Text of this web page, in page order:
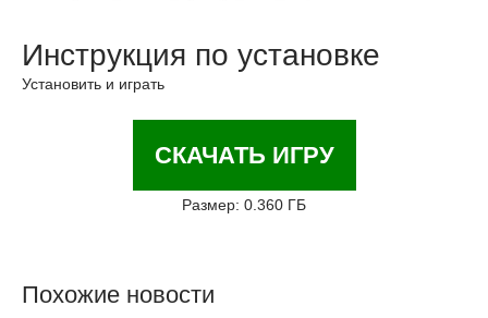
Инструкция по установке
Установить и играть
СКАЧАТЬ ИГРУ
Размер: 0.360 ГБ
Похожие новости